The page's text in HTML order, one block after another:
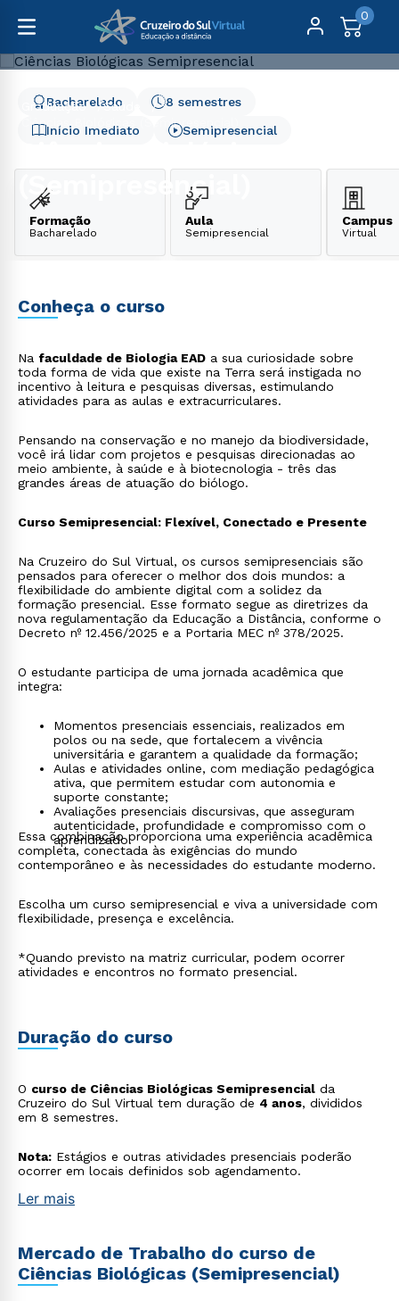
0
Graduação
Saúde
Ciências Biológicas (Semipresencial)
(Semipresencial)
Início Imediato
8 semestres
Bacharelado
Semipresencial
Formação
Bacharelado
Aula
Semipresencial
Campus
Virtual
Conheça o curso
Na faculdade de Biologia EAD a sua curiosidade sobre
toda forma de vida que existe na Terra será instigada no
incentivo à leitura e pesquisas diversas, estimulando
atividades para as aulas e extracurriculares.
Pensando na conservação e no manejo da biodiversidade,
você irá lidar com projetos e pesquisas direcionadas ao
meio ambiente, à saúde e à biotecnologia - três das
grandes áreas de atuação do biólogo.
Curso Semipresencial: Flexível, Conectado e Presente
Na Cruzeiro do Sul Virtual, os cursos semipresenciais são
pensados para oferecer o melhor dos dois mundos: a
flexibilidade do ambiente digital com a solidez da
formação presencial. Esse formato segue as diretrizes da
nova regulamentação da Educação a Distância, conforme o
Decreto nº 12.456/2025 e a Portaria MEC nº 378/2025.
O estudante participa de uma jornada acadêmica que
integra:
Momentos presenciais essenciais, realizados em
polos ou na sede, que fortalecem a vivência
universitária e garantem a qualidade da formação;
Aulas e atividades online, com mediação pedagógica
ativa, que permitem estudar com autonomia e
suporte constante;
Avaliações presenciais discursivas, que asseguram
autenticidade, profundidade e compromisso com o
aprendizado.
Essa combinação proporciona uma experiência acadêmica
completa, conectada às exigências do mundo
contemporâneo e às necessidades do estudante moderno.
Escolha um curso semipresencial e viva a universidade com
flexibilidade, presença e excelência.
*Quando previsto na matriz curricular, podem ocorrer
atividades e encontros no formato presencial.
Duração do curso
O curso de Ciências Biológicas Semipresencial da
Cruzeiro do Sul Virtual tem duração de 4 anos, divididos
em 8 semestres.
Nota: Estágios e outras atividades presenciais poderão
ocorrer em locais definidos sob agendamento.
Ler mais
Mercado de Trabalho do curso de
Ciências Biológicas (Semipresencial)